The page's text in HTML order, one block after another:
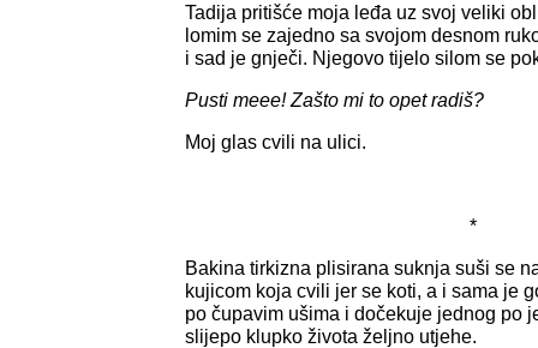
Tadija pritišće moja leđa uz svoj veliki
lomim se zajedno sa svojom desnom
i sad je gnječi. Njegovo tijelo silom se
Pusti meee! Zašto mi to opet radiš?
Moj glas cvili na ulici.
*
Bakina tirkizna plisirana suknja suši se
kujicom koja cvili jer se koti, a i sama je
po čupavim ušima i dočekuje jednog po
slijepo klupko života željno utjehe.